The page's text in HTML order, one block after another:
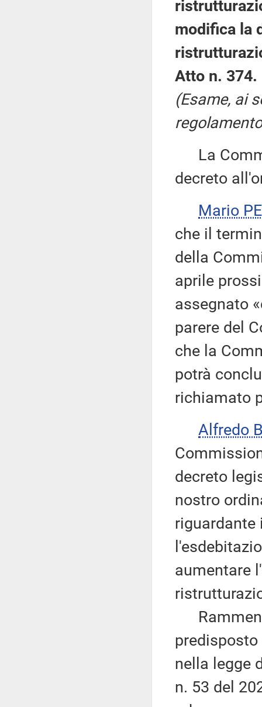
modifica la
Atto n. 374.
(Esame, ai
La
decreto
Mario
che il
della
aprile
assegnato
parere del
che la
potrà
richiamato
Alfredo
decreto
nostro
riguardante
aumentare
nella legge
n. 53 del